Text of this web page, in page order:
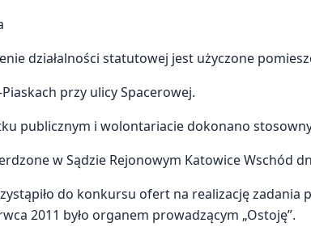
statutowej jest użyczone
przy ulicy Spacerowej.
publicznym i wolontariacie dokonano
w Sądzie Rejonowym Katowice Wschód
do konkursu ofert na realizację
2011 było organem prowadzącym „Ostoję”.